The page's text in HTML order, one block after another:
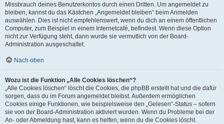
Missbrauch deines Benutzerkontos durch einen Dritten. Um angemeldet zu
bleiben, kannst du das Kästchen „Angemeldet bleiben“ beim Anmelden
auswählen. Dies ist nicht empfehlenswert, wenn du dich an einem öffentlichen
Computer, zum Beispiel in einem Internetcafé, befindest. Wenn diese Option
nicht zur Verfügung steht, dann wurde sie vermutlich von der Board-
Administration ausgeschaltet.
Nach oben
Wozu ist die Funktion „Alle Cookies löschen“?
„Alle Cookies löschen“ löscht die Cookies, die phpBB erstellt hat und die dafür
sorgen, dass du im Forum angemeldet bleibst. Außerdem ermöglichen
Cookies einige Funktionen, wie beispielsweise den „Gelesen“-Status – sofern
sie von der Board-Administration aktiviert wurden. Wenn du Probleme bei der
An- oder Abmeldung hast, kann es helfen, wenn du die Cookies löscht.